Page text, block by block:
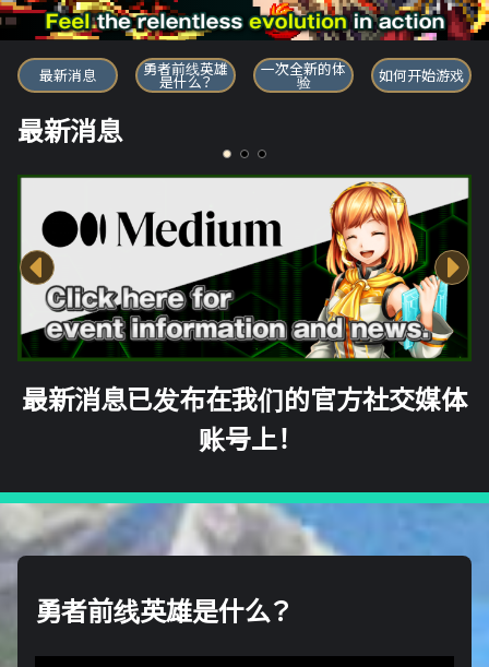
勇者前线英雄
最新消息 勇者前线英雄
是什么？
一次全新的体
验 如何开始游戏
最新消息
最新消息已发布在我们的官方社交媒体
账号上！
勇者前线英雄是什么？